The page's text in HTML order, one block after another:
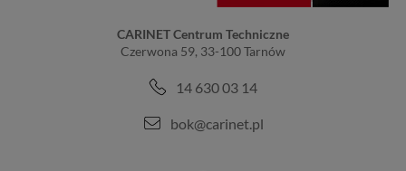
CARINET Centrum Techniczne
Czerwona 59, 33-100 Tarnów
14 630 03 14
bok@carinet.pl